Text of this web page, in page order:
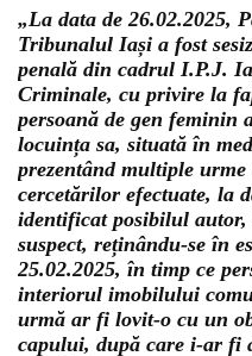
„La data de 26.02.2025,
Tribunalul Iași a fost
penală din cadrul I.P.J.
Criminale, cu privire la
persoană de gen feminin
locuința sa, situată în
prezentând multiple
cercetărilor efectuate, la
identificat posibilul autor,
suspect, reținându-se în
25.02.2025, în timp ce
interiorul imobilului
urmă ar fi lovit-o cu un
capului, după care i-ar fi